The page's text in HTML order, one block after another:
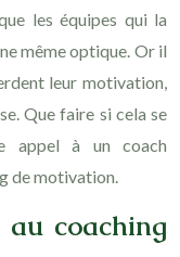
les équipes qui la
même optique. Or il
leur motivation,
Que faire si cela se
appel à un coach
de motivation.
coaching